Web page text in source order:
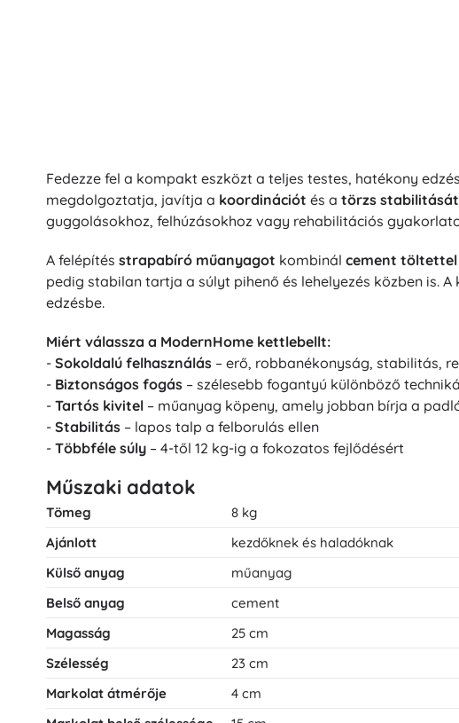
Fedezze fel a kompakt eszközt a teljes testes, hatékony
megdolgoztatja, javítja a koordinációt és a törzs stabilitását
guggolásokhoz, felhúzásokhoz vagy rehabilitációs
A felépítés strapabíró műanyagot kombinál cement töltettel
pedig stabilan tartja a súlyt pihenő és lehelyezés közben is.
edzésbe.
Miért válassza a ModernHome kettlebellt:
- Sokoldalú felhasználás – erő, robbanékonyság, stabilitás,
- Biztonságos fogás – szélesebb fogantyú különböző
- Tartós kivitel – műanyag köpeny, amely jobban bírja a
- Stabilitás – lapos talp a felborulás ellen
- Többféle súly – 4-től 12 kg-ig a fokozatos fejlődésért
Műszaki adatok
Tömeg
8 kg
Ajánlott
kezdőknek és haladóknak
Külső anyag
műanyag
Belső anyag
cement
Magasság
25 cm
Szélesség
23 cm
Markolat átmérője
4 cm